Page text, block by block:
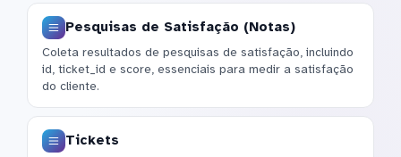
Pesquisas de Satisfação (Notas)
Coleta resultados de pesquisas de satisfação, incluindo
id, ticket_id e score, essenciais para medir a satisfação
do cliente.
Tickets